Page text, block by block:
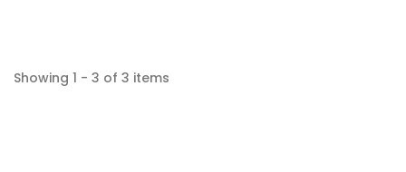
Showing 1 - 3 of 3 items